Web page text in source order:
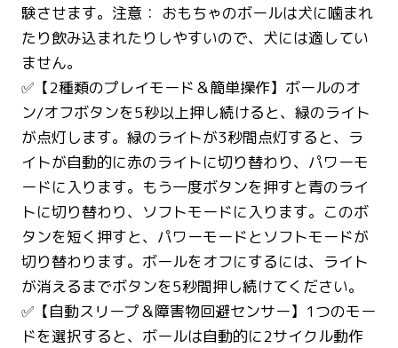
験させます。注意： おもちゃのボールは犬に噛まれ
たり飲み込まれたりしやすいので、犬には適してい
ません。
✅【2種類のプレイモード＆簡単操作】ボールのオ
ン/オフボタンを5秒以上押し続けると、緑のライト
が点灯します。緑のライトが3秒間点灯すると、ラ
イトが自動的に赤のライトに切り替わり、パワーモ
ードに入ります。もう一度ボタンを押すと青のライ
トに切り替わり、ソフトモードに入ります。このボ
タンを短く押すと、パワーモードとソフトモードが
切り替わります。ボールをオフにするには、ライト
が消えるまでボタンを5秒間押し続けてください。
✅【自動スリープ＆障害物回避センサー】1つのモー
ドを選択すると、ボールは自動的に2サイクル動作